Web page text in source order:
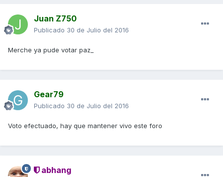
Juan Z750
Publicado 30 de Julio del 2016
Merche ya pude votar paz_
Gear79
Publicado 30 de Julio del 2016
Voto efectuado, hay que mantener vivo este foro
abhang